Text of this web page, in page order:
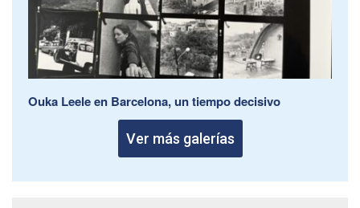
Ouka Leele en Barcelona, un tiempo decisivo
Ver más galerías